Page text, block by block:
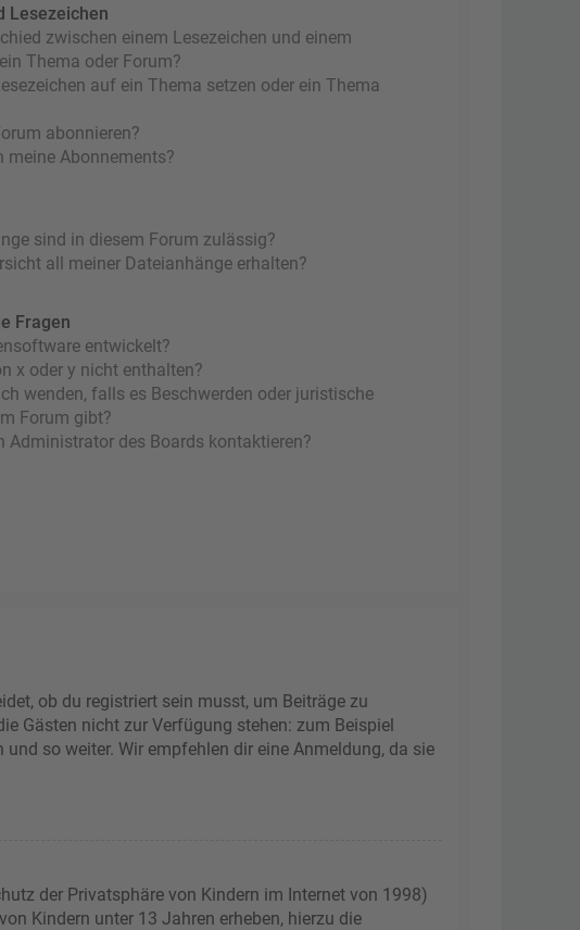
Lesezeichen
zwischen einem Lesezeichen und einem
Thema oder Forum?
auf ein Thema setzen oder ein Thema
abonnieren?
meine Abonnements?
sind in diesem Forum zulässig?
all meiner Dateianhänge erhalten?
Fragen
entwickelt?
x oder y nicht enthalten?
wenden, falls es Beschwerden oder juristische
Forum gibt?
Administrator des Boards kontaktieren?
ob du registriert sein musst, um Beiträge zu
Gästen nicht zur Verfügung stehen: zum Beispiel
so weiter. Wir empfehlen dir eine Anmeldung, da sie
der Privatsphäre von Kindern im Internet von 1998)
Kindern unter 13 Jahren erheben, hierzu die